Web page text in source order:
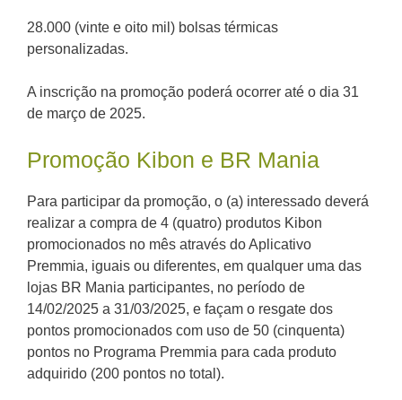
28.000 (vinte e oito mil) bolsas térmicas
personalizadas.
A inscrição na promoção poderá ocorrer até o dia 31
de março de 2025.
Promoção Kibon e BR Mania
Para participar da promoção, o (a) interessado deverá
realizar a compra de 4 (quatro) produtos Kibon
promocionados no mês através do Aplicativo
Premmia, iguais ou diferentes, em qualquer uma das
lojas BR Mania participantes, no período de
14/02/2025 a 31/03/2025, e façam o resgate dos
pontos promocionados com uso de 50 (cinquenta)
pontos no Programa Premmia para cada produto
adquirido (200 pontos no total).